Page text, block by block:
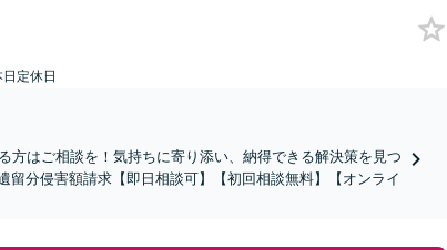
定休日
はご相談を！気持ちに寄り添い、納得できる解決策を見つ
分侵害額請求【即日相談可】【初回相談無料】【オンライ